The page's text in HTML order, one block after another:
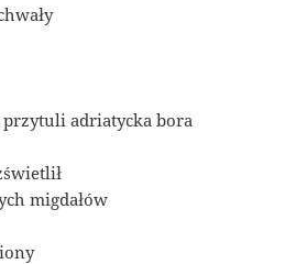
adriatycka bora
migdałów